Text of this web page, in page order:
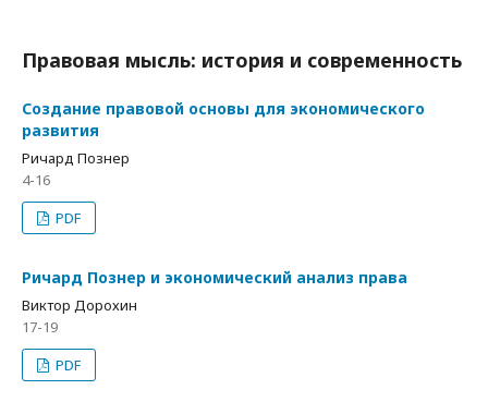
Правовая мысль: история и современность
Создание правовой основы для экономического
развития
Ричард Познер
4-16
PDF
Ричард Познер и экономический анализ права
Виктор Дорохин
17-19
PDF